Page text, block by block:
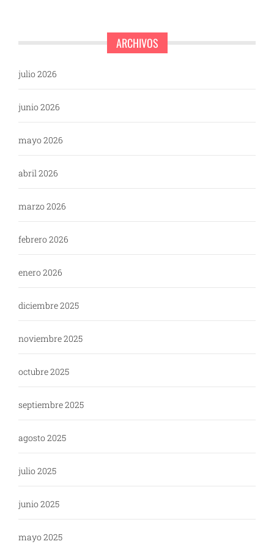
ARCHIVOS
julio 2026
junio 2026
mayo 2026
abril 2026
marzo 2026
febrero 2026
enero 2026
diciembre 2025
noviembre 2025
octubre 2025
septiembre 2025
agosto 2025
julio 2025
junio 2025
mayo 2025